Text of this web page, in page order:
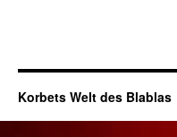
Korbets Welt des Blablas